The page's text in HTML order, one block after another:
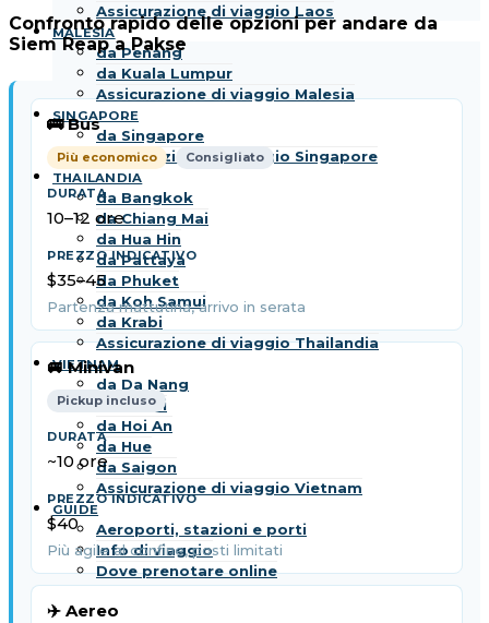
Assicurazione di viaggio Laos
MALESIA
da Penang
da Kuala Lumpur
Assicurazione di viaggio Malesia
SINGAPORE
da Singapore
Assicurazione di viaggio Singapore
THAILANDIA
da Bangkok
da Chiang Mai
da Hua Hin
da Pattaya
da Phuket
da Koh Samui
da Krabi
Assicurazione di viaggio Thailandia
VIETNAM
da Da Nang
da Hanoi
da Hoi An
da Hue
da Saigon
Assicurazione di viaggio Vietnam
GUIDE
Aeroporti, stazioni e porti
Info di viaggio
Dove prenotare online
Confronto rapido delle opzioni per andare da
Siem Reap a Pakse
🚌 Bus
Più economico Consigliato
10–12 ore
$35–45
Partenza mattutina, arrivo in serata
🚐 Minivan
Pickup incluso
~10 ore
$40
Più agile al confine, posti limitati
✈️ Aereo